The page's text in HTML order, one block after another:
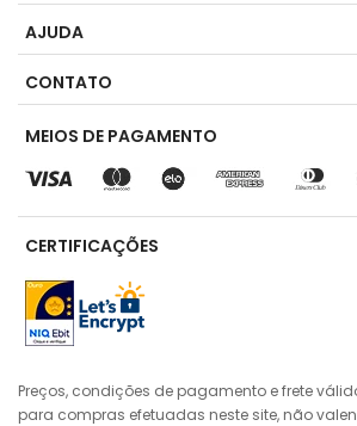
AJUDA
CONTATO
MEIOS DE PAGAMENTO
CERTIFICAÇÕES
Preços, condições de pagamento e frete
para compras efetuadas neste site, não